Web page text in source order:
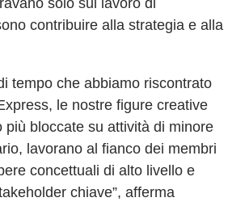
contribuire alla strategia e alla
tempo che abbiamo riscontrato
le nostre figure creative
più bloccate su attività di minore
lavorano al fianco dei membri
concettuali di alto livello e
chiave”, afferma